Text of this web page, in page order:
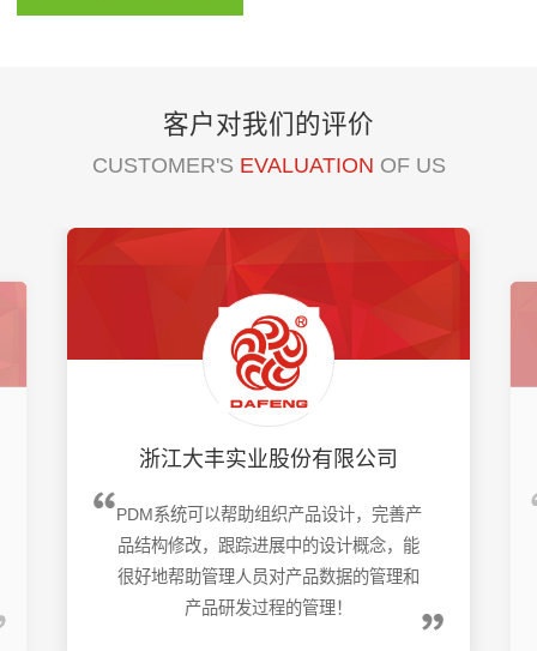
图组织 3D 定义，并直接以
行交流。
客户对我们的评价
CUSTOMER'S EVALUATION OF US
浙江大丰实业股份有限公司
PDM系统可以帮助组织产品设计，完善产
品结构修改，跟踪进展中的设计概念，能
很好地帮助管理人员对产品数据的管理和
产品研发过程的管理！